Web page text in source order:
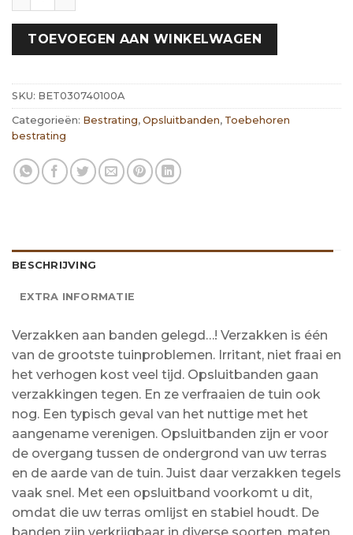
TOEVOEGEN AAN WINKELWAGEN
SKU: BET030740100A
Categorieën: Bestrating, Opsluitbanden, Toebehoren
bestrating
BESCHRIJVING
EXTRA INFORMATIE
Verzakken aan banden gelegd…! Verzakken is één
van de grootste tuinproblemen. Irritant, niet fraai en
het verhogen kost veel tijd. Opsluitbanden gaan
verzakkingen tegen. En ze verfraaien de tuin ook
nog. Een typisch geval van het nuttige met het
aangename verenigen. Opsluitbanden zijn er voor
de overgang tussen de ondergrond van uw terras
en de aarde van de tuin. Juist daar verzakken tegels
vaak snel. Met een opsluitband voorkomt u dit,
omdat die uw terras omlijst en stabiel houdt. De